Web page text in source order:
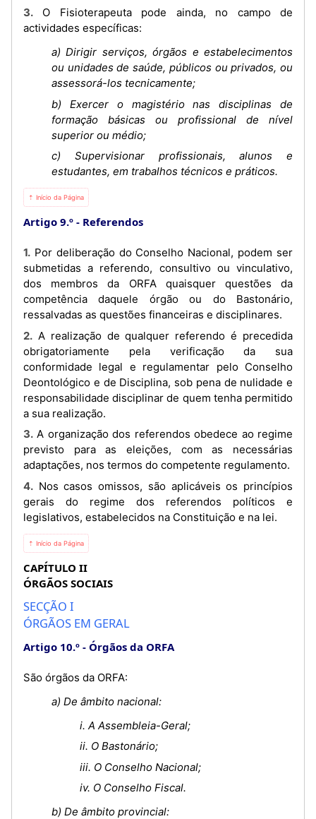
3. O Fisioterapeuta pode ainda, no campo de
actividades específicas:
a) Dirigir serviços, órgãos e estabelecimentos
ou unidades de saúde, públicos ou privados, ou
assessorá-los tecnicamente;
b) Exercer o magistério nas disciplinas de
formação básicas ou profissional de nível
superior ou médio;
c) Supervisionar profissionais, alunos e
estudantes, em trabalhos técnicos e práticos.
⇡ Início da Página
Artigo 9.º Referendos
1. Por deliberação do Conselho Nacional, podem ser
submetidas a referendo, consultivo ou vinculativo,
dos membros da ORFA quaisquer questões da
competência daquele órgão ou do Bastonário,
ressalvadas as questões financeiras e disciplinares.
2. A realização de qualquer referendo é precedida
obrigatoriamente pela verificação da sua
conformidade legal e regulamentar pelo Conselho
Deontológico e de Disciplina, sob pena de nulidade e
responsabilidade disciplinar de quem tenha permitido
a sua realização.
3. A organização dos referendos obedece ao regime
previsto para as eleições, com as necessárias
adaptações, nos termos do competente regulamento.
4. Nos casos omissos, são aplicáveis os princípios
gerais do regime dos referendos políticos e
legislativos, estabelecidos na Constituição e na lei.
⇡ Início da Página
CAPÍTULO II
ÓRGÃOS SOCIAIS
SECÇÃO I
ÓRGÃOS EM GERAL
Artigo 10.º Órgãos da ORFA
São órgãos da ORFA:
a) De âmbito nacional:
i. A Assembleia-Geral;
ii. O Bastonário;
iii. O Conselho Nacional;
iv. O Conselho Fiscal.
b) De âmbito provincial: